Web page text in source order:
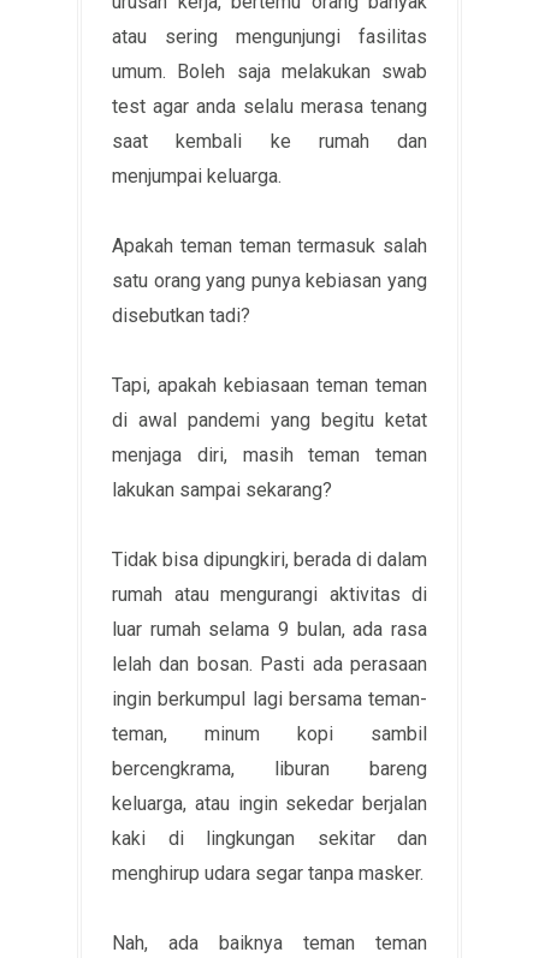
atau sering mengunjungi fasilitas
umum. Boleh saja melakukan swab
test agar anda selalu merasa tenang
saat kembali ke rumah dan
menjumpai keluarga.
Apakah teman teman termasuk salah
satu orang yang punya kebiasan yang
disebutkan tadi?
Tapi, apakah kebiasaan teman teman
di awal pandemi yang begitu ketat
menjaga diri, masih teman teman
lakukan sampai sekarang?
Tidak bisa dipungkiri, berada di dalam
rumah atau mengurangi aktivitas di
luar rumah selama 9 bulan, ada rasa
lelah dan bosan. Pasti ada perasaan
ingin berkumpul lagi bersama teman-
teman, minum kopi sambil
bercengkrama, liburan bareng
keluarga, atau ingin sekedar berjalan
kaki di lingkungan sekitar dan
menghirup udara segar tanpa masker.
Nah, ada baiknya teman teman